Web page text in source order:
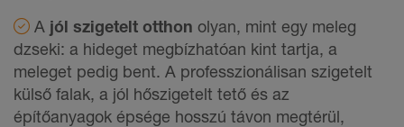
A jól szigetelt otthon olyan, mint egy meleg
dzseki: a hideget megbízhatóan kint tartja, a
meleget pedig bent. A professzionálisan szigetelt
külső falak, a jól hőszigetelt tető és az
építőanyagok épsége hosszú távon megtérül,